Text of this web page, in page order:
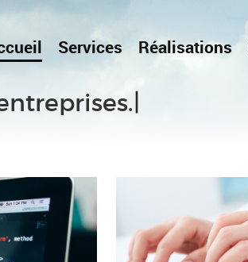
Services Réalisations